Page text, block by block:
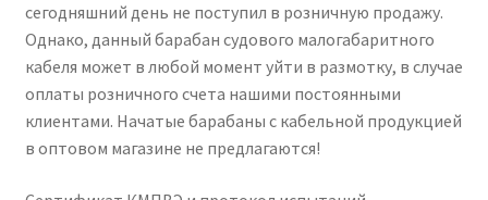
сегодняшний день не поступил в розничную продажу.
Однако, данный барабан судового малогабаритного
кабеля может в любой момент уйти в размотку, в случае
оплаты розничного счета нашими постоянными
клиентами. Начатые барабаны с кабельной продукцией
в оптовом магазине не предлагаются!